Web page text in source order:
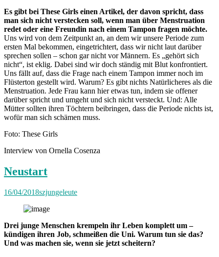
Es gibt bei These Girls einen Artikel, der davon spricht, dass
man sich nicht verstecken soll, wenn man über Menstruation
redet oder eine Freundin nach einem Tampon fragen möchte.
Uns wird von dem Zeitpunkt an, an dem wir unsere Periode zum
ersten Mal bekommen, eingetrichtert, dass wir nicht laut darüber
sprechen sollen – schon gar nicht vor Männern. Es „gehört sich
nicht“, ist eklig. Dabei sind wir doch ständig mit Blut konfrontiert.
Uns fällt auf, dass die Frage nach einem Tampon immer noch im
Flüsterton gestellt wird. Warum? Es gibt nichts Natürlicheres als die
Menstruation. Jede Frau kann hier etwas tun, indem sie offener
darüber spricht und umgeht und sich nicht versteckt. Und: Alle
Mütter sollten ihren Töchtern beibringen, dass die Periode nichts ist,
wofür man sich schämen muss.
Foto: These Girls
Interview von Ornella Cosenza
Neustart
16/04/2018szjungeleute
Drei junge Menschen krempeln ihr Leben komplett um –
kündigen ihren Job, schmeißen die Uni. Warum tun sie das?
Und was machen sie, wenn sie jetzt scheitern?